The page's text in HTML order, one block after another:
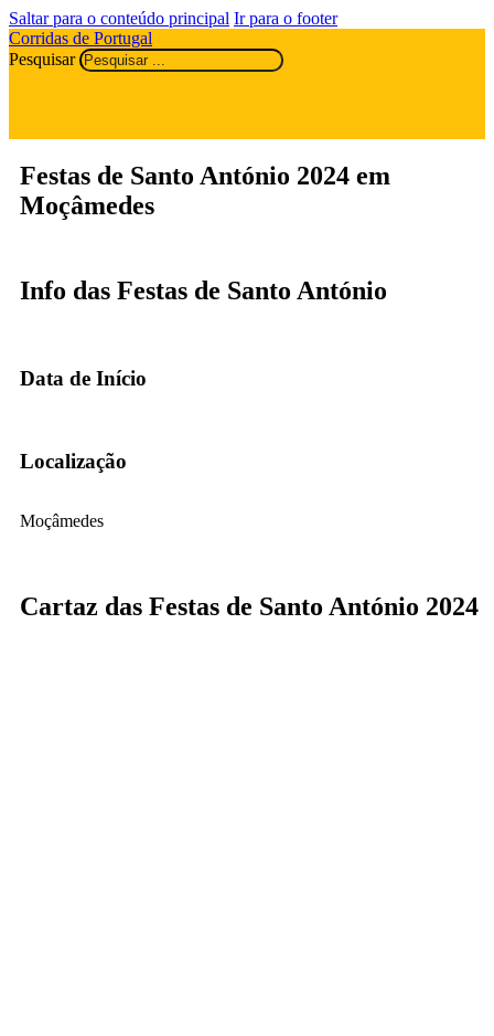
Saltar para o conteúdo principal Ir para o footer
Corridas de Portugal
Pesquisar
Festas de Santo António 2024 em
Moçâmedes
Info das Festas de Santo António
Data de Início
Localização
Moçâmedes
Cartaz das Festas de Santo António 2024